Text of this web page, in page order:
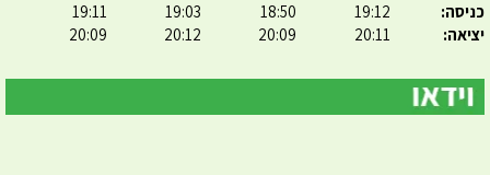
כניסה:
יציאה:
19:12
20:11
18:50
20:09
19:03
20:12
19:11
20:09